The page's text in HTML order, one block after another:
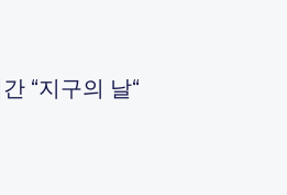
“지구의 날“